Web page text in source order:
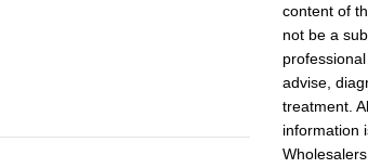
content of
not be a
advise,
treatment.
information